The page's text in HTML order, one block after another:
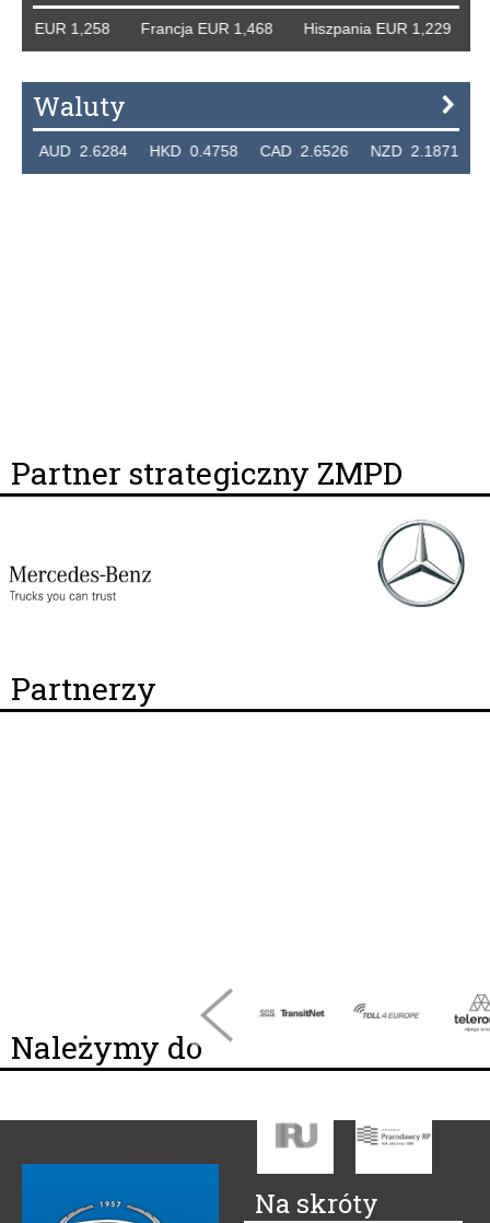
EUR 1,258 Francja EUR 1,468 Hiszpania EUR 1,229
Waluty
2.6284 HKD 0.4758 CAD 2.6526 NZD 2.1871
Partner strategiczny ZMPD
Partnerzy
Należymy do
Na skróty